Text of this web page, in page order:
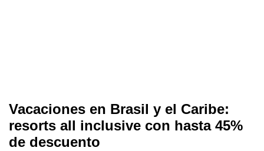
Vacaciones en Brasil y el Caribe:
resorts all inclusive con hasta 45%
de descuento